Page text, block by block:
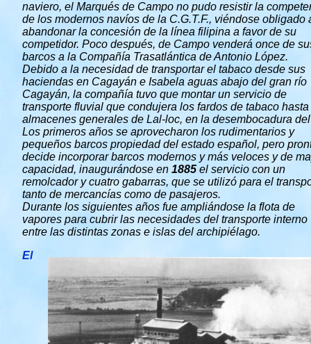
naviero, el Marqués de Campo no pudo resistir la
de los modernos navíos de la C.G.T.F., viéndose obligado
abandonar la concesión de la línea filipina a favor de su
competidor. Poco después, de Campo venderá once de
barcos a la Compañía Trasatlántica de Antonio López.
Debido a la necesidad de transportar el tabaco desde sus
haciendas en Cagayán e Isabela aguas abajo del gran río
Cagayán, la compañía tuvo que montar un servicio de
transporte fluvial que condujera los fardos de tabaco hasta
almacenes generales de Lal-loc, en la desembocadura
Los primeros años se aprovecharon los rudimentarios y
pequeños barcos propiedad del estado español, pero
decide incorporar barcos modernos y más veloces y de
capacidad, inaugurándose en 1885 el servicio con un
remolcador y cuatro gabarras, que se utilizó para el
tanto de mercancías como de pasajeros.
Durante los siguientes años fue ampliándose la flota de
vapores para cubrir las necesidades del transporte interno
entre las distintas zonas e islas del archipiélago.
El